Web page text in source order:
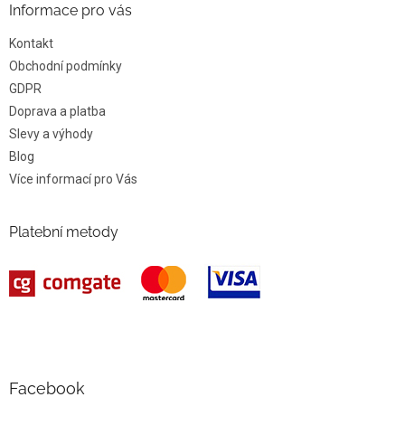
Informace pro vás
Kontakt
Obchodní podmínky
GDPR
Doprava a platba
Slevy a výhody
Blog
Více informací pro Vás
Platební metody
Facebook